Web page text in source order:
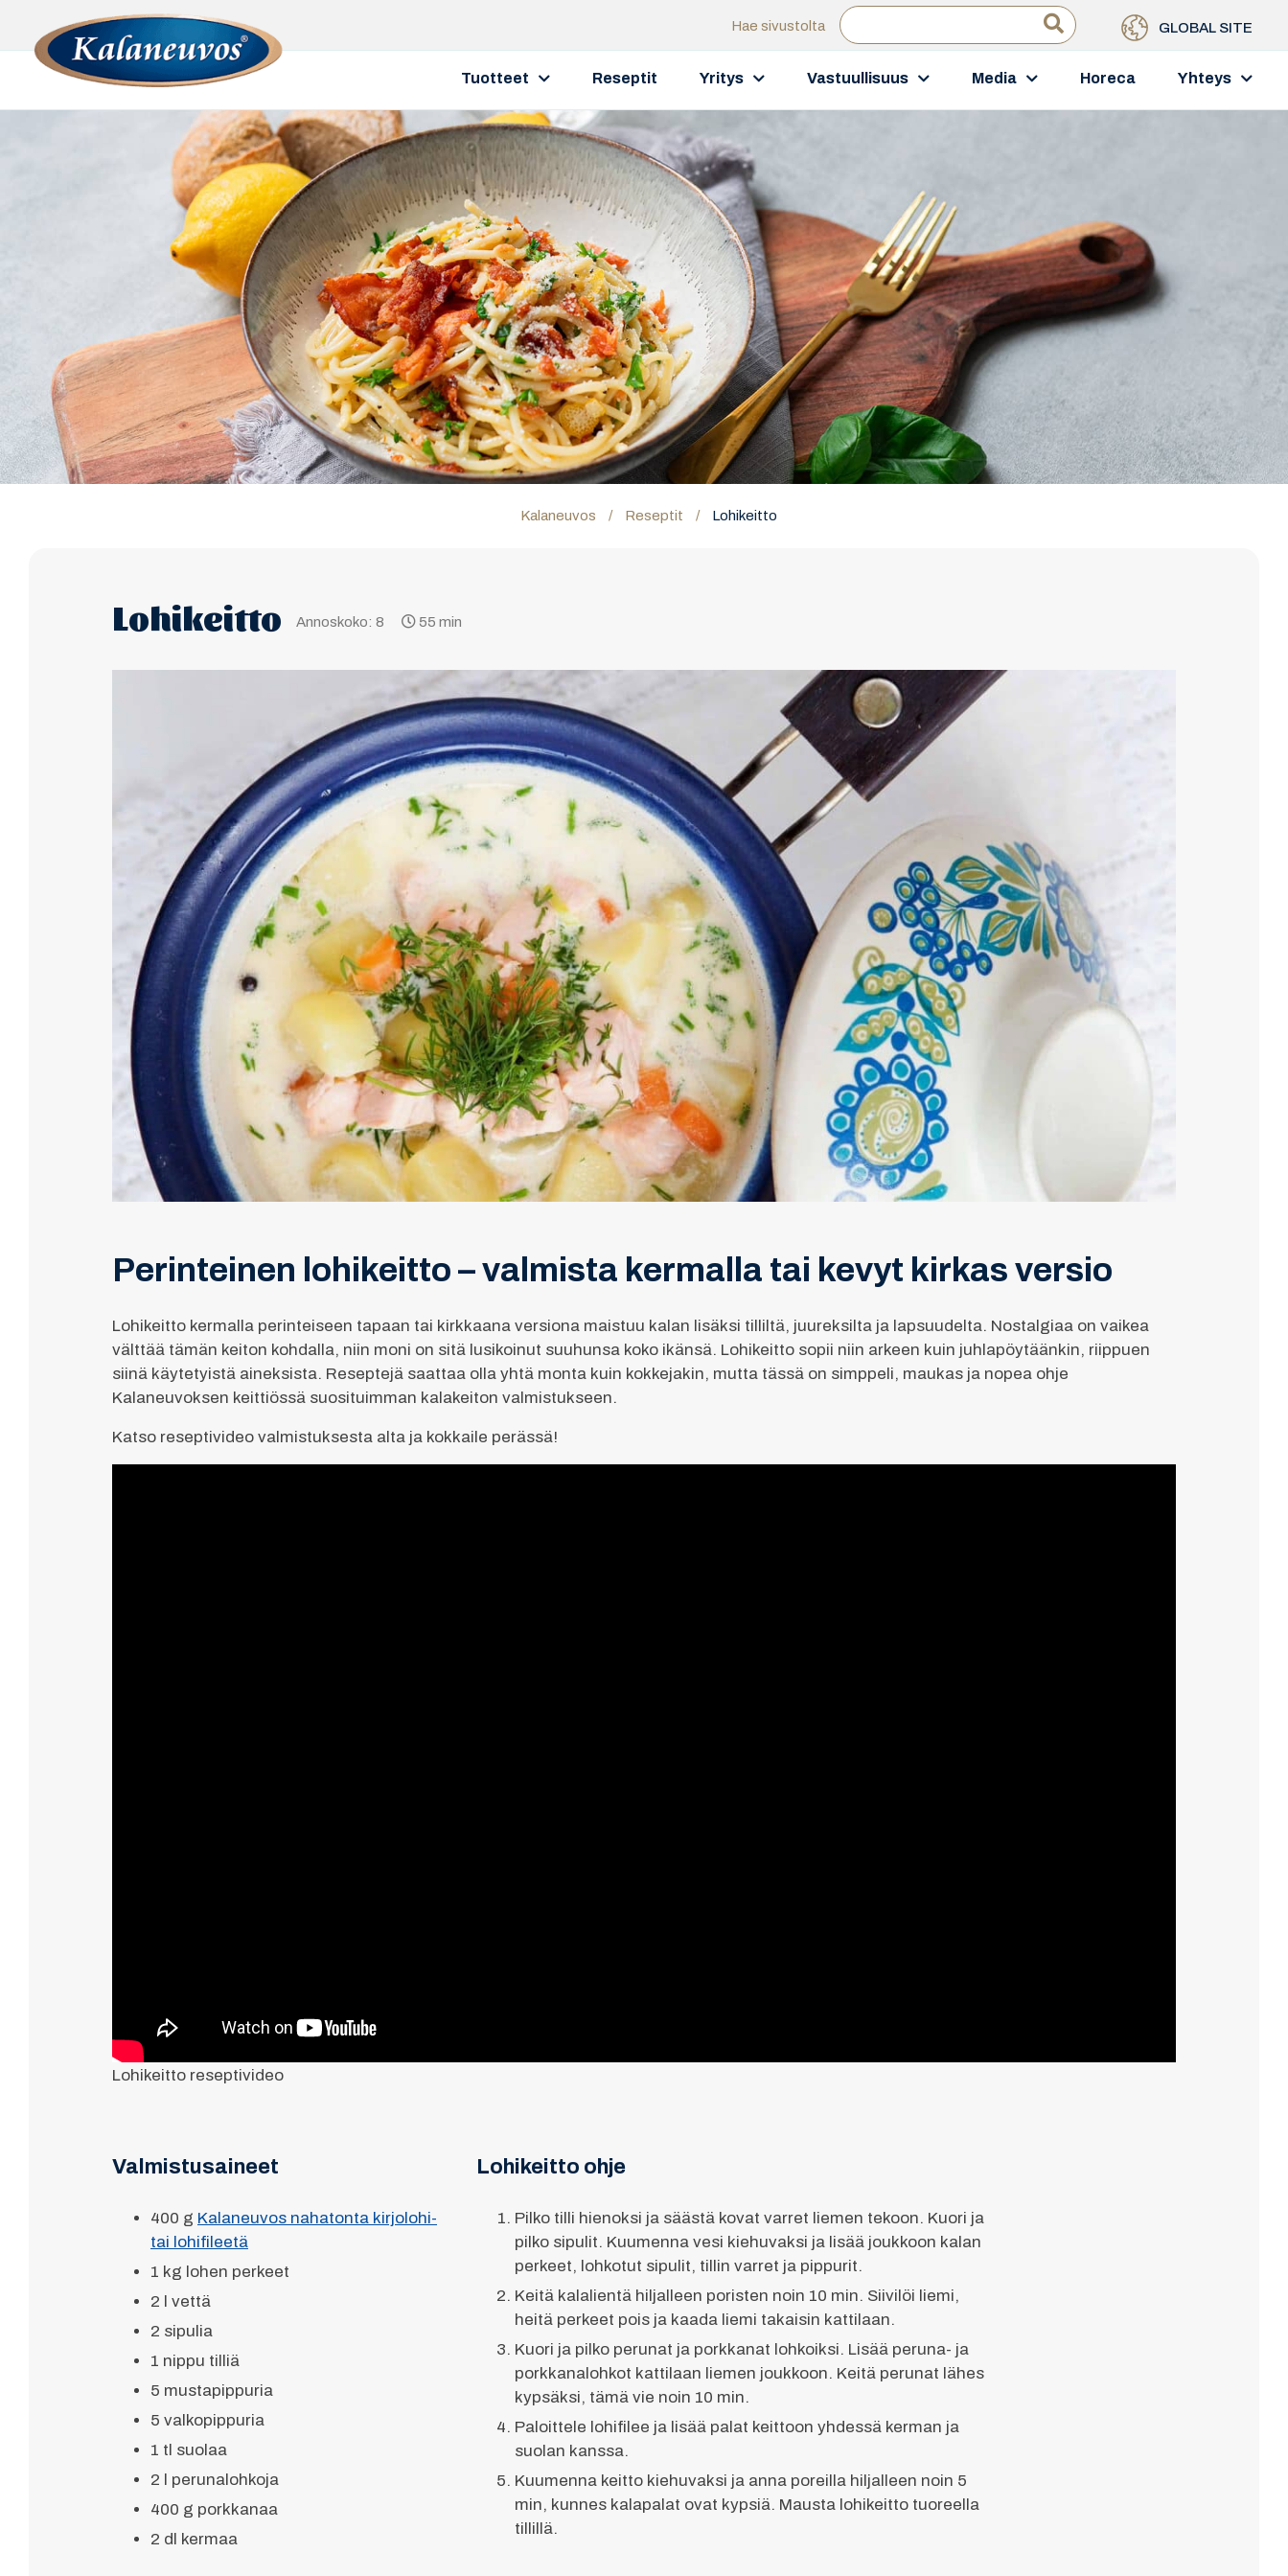
GLOBAL SITE
Hae sivustolta
Tuotteet Reseptit Yritys Vastuullisuus Media Horeca Yhteys
Kalaneuvos / Reseptit / Lohikeitto
Lohikeitto Annoskoko: 8 55 min
Perinteinen lohikeitto – valmista kermalla tai kevyt kirkas versio
Lohikeitto kermalla perinteiseen tapaan tai kirkkaana versiona maistuu kalan lisäksi tilliltä, juureksilta ja lapsuudelta. Nostalgiaa on vaikea
välttää tämän keiton kohdalla, niin moni on sitä lusikoinut suuhunsa koko ikänsä. Lohikeitto sopii niin arkeen kuin juhlapöytäänkin, riippuen
siinä käytetyistä aineksista. Reseptejä saattaa olla yhtä monta kuin kokkejakin, mutta tässä on simppeli, maukas ja nopea ohje
Kalaneuvoksen keittiössä suosituimman kalakeiton valmistukseen.
Katso reseptivideo valmistuksesta alta ja kokkaile perässä!
Lohikeitto reseptivideo
Valmistusaineet
400 g Kalaneuvos nahatonta kirjolohi-
tai lohifileetä
1 kg lohen perkeet
2 l vettä
2 sipulia
1 nippu tilliä
5 mustapippuria
5 valkopippuria
1 tl suolaa
2 l perunalohkoja
400 g porkkanaa
2 dl kermaa
Lohikeitto ohje
Pilko tilli hienoksi ja säästä kovat varret liemen tekoon. Kuori ja
pilko sipulit. Kuumenna vesi kiehuvaksi ja lisää joukkoon kalan
perkeet, lohkotut sipulit, tillin varret ja pippurit.
Keitä kalalientä hiljalleen poristen noin 10 min. Siivilöi liemi,
heitä perkeet pois ja kaada liemi takaisin kattilaan.
Kuori ja pilko perunat ja porkkanat lohkoiksi. Lisää peruna- ja
porkkanalohkot kattilaan liemen joukkoon. Keitä perunat lähes
kypsäksi, tämä vie noin 10 min.
Paloittele lohifilee ja lisää palat keittoon yhdessä kerman ja
suolan kanssa.
Kuumenna keitto kiehuvaksi ja anna poreilla hiljalleen noin 5
min, kunnes kalapalat ovat kypsiä. Mausta lohikeitto tuoreella
tillillä.